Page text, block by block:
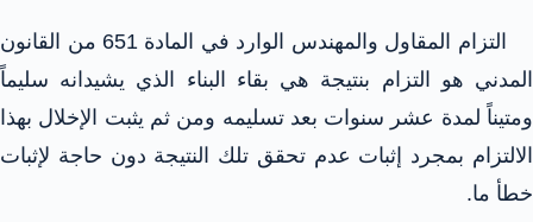
التزام المقاول والمهندس الوارد في المادة 651 من القانون
المدني هو التزام بنتيجة هي بقاء البناء الذي يشيدانه سليماً
ومتيناً لمدة عشر سنوات بعد تسليمه ومن ثم يثبت الإخلال بهذا
الالتزام بمجرد إثبات عدم تحقق تلك النتيجة دون حاجة لإثبات
خطأ ما.